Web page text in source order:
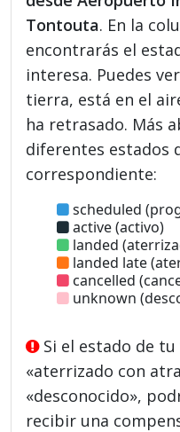
Tontouta. En la
encontrarás el
interesa. Puedes
tierra, está en el
ha retrasado. Más
diferentes estados
correspondiente:
scheduled
active (activo)
landed
landed late
cancelled
unknown
Si el estado de tu
«aterrizado con
«desconocido»,
recibir una